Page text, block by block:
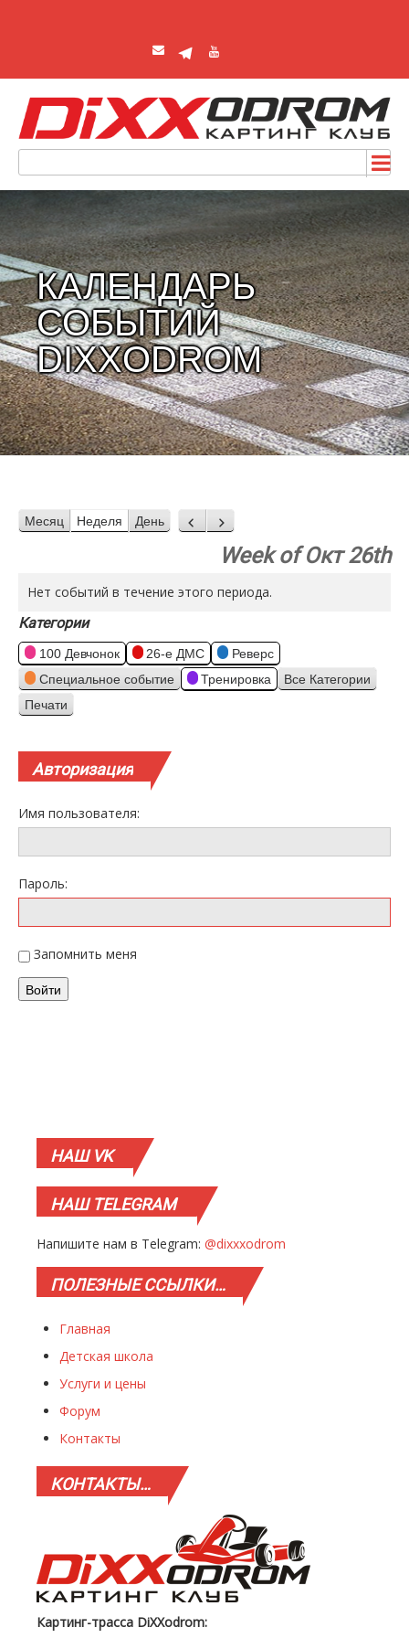
КАЛЕНДАРЬ
СОБЫТИЙ
DIXXODROM
Месяц Неделя День Назад
Вперед
Week of Окт 26th
Нет событий в течение этого периода.
Категории
100 Девчонок 26-е ДМС
Реверс
Специальное событие
Тренировка Все Категории
Просмотр
Печати
Авторизация
Имя пользователя:
Пароль:
Запомнить меня
Войти
НАШVK
НАШTELEGRAM
Напишите нам в Telegram: @dixxxodrom
ПОЛЕЗНЫЕССЫЛКИ…
Главная
Детская школа
Услуги и цены
Форум
Контакты
КОНТАКТЫ…
Картинг-трасса DiXXodrom: